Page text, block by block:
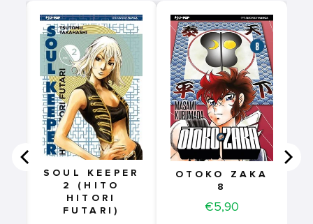
SOUL KEEPER
2 (HITO
HITORI
FUTARI)
OTOKO ZAKA
8
Price
€5,90